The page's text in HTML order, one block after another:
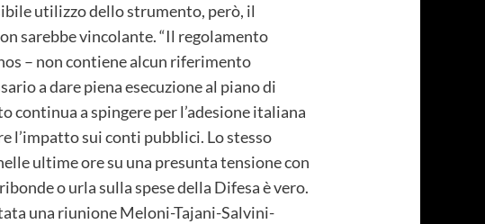
utilizzo dello strumento, però, il
sarebbe vincolante. “Il regolamento
– non contiene alcun riferimento
a dare piena esecuzione al piano di
a spingere per l’adesione italiana
l’impatto sui conti pubblici. Lo stesso
ultime ore su una presunta tensione con
o urla sulla spese della Difesa è vero.
una riunione Meloni-Tajani-Salvini-